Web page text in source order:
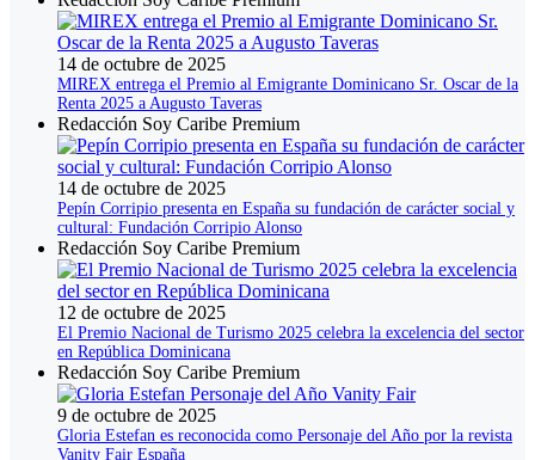
14 de octubre de 2025
MIREX entrega el Premio al Emigrante Dominicano Sr. Oscar de la
Renta 2025 a Augusto Taveras
Redacción Soy Caribe Premium
14 de octubre de 2025
Pepín Corripio presenta en España su fundación de carácter social y
cultural: Fundación Corripio Alonso
Redacción Soy Caribe Premium
12 de octubre de 2025
El Premio Nacional de Turismo 2025 celebra la excelencia del sector
en República Dominicana
Redacción Soy Caribe Premium
9 de octubre de 2025
Gloria Estefan es reconocida como Personaje del Año por la revista
Vanity Fair España